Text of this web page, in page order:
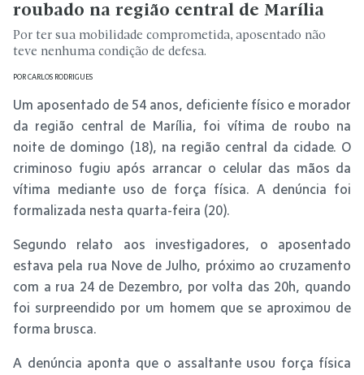
roubado na região central de Marília
Por ter sua mobilidade comprometida, aposentado não
teve nenhuma condição de defesa.
PORCARLOS RODRIGUES
Um aposentado de 54 anos, deficiente físico e morador
da região central de Marília, foi vítima de roubo na
noite de domingo (18), na região central da cidade. O
criminoso fugiu após arrancar o celular das mãos da
vítima mediante uso de força física. A denúncia foi
formalizada nesta quarta-feira (20).
Segundo relato aos investigadores, o aposentado
estava pela rua Nove de Julho, próximo ao cruzamento
com a rua 24 de Dezembro, por volta das 20h, quando
foi surpreendido por um homem que se aproximou de
forma brusca.
A denúncia aponta que o assaltante usou força física